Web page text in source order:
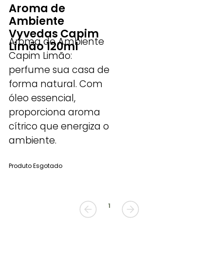
Aroma de
Ambiente
Vyvedas Capim
Limão 120ml
Aroma de Ambiente
Capim Limão:
perfume sua casa de
forma natural. Com
óleo essencial,
proporciona aroma
cítrico que energiza o
ambiente.
Produto Esgotado
1